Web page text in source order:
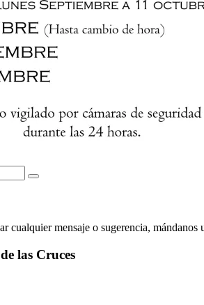
Buscar
cualquier mensaje o sugerencia,
las Cruces